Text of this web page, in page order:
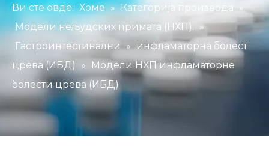
Ви сте овде: Хоме » Категорија производа
»
Модели нељудских примата (НХП). »
Гастроинтестинални
» инфламаторна болест
црева (ИБД)
»
Модели НХП инфламаторне
болести црева (ИБД)